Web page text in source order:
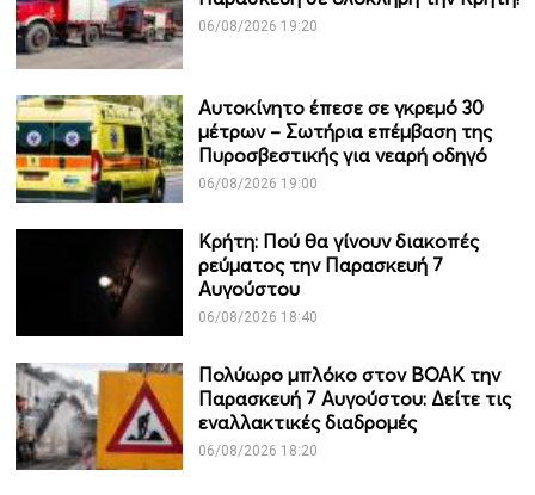
06/08/2026 19:20
Αυτοκίνητο έπεσε σε γκρεμό 30
μέτρων – Σωτήρια επέμβαση της
Πυροσβεστικής για νεαρή οδηγό
06/08/2026 19:00
Κρήτη: Πού θα γίνουν διακοπές
ρεύματος την Παρασκευή 7
Αυγούστου
06/08/2026 18:40
Πολύωρο μπλόκο στον ΒΟΑΚ την
Παρασκευή 7 Αυγούστου: Δείτε τις
εναλλακτικές διαδρομές
06/08/2026 18:20